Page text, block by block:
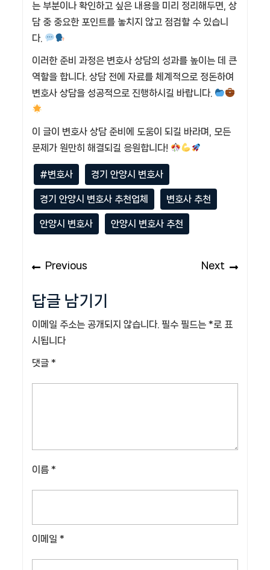
는 부분이나 확인하고 싶은 내용을 미리 정리해두면, 상
담 중 중요한 포인트를 놓치지 않고 점검할 수 있습니
다.
이러한 준비 과정은 변호사 상담의 성과를 높이는 데 큰
역할을 합니다. 상담 전에 자료를 체계적으로 정돈하여
변호사 상담을 성공적으로 진행하시길 바랍니다.
이 글이 변호사 상담 준비에 도움이 되길 바라며, 모든
문제가 원만히 해결되길 응원합니다!
#변호사 경기 안양시 변호사
경기 안양시 변호사 추천업체 변호사 추천
안양시 변호사 안양시 변호사 추천
탐
색
Previous Next
답글 남기기
이메일 주소는 공개되지 않습니다. 필수 필드는 *로 표
시됩니다
댓글 *
이름 *
이메일 *